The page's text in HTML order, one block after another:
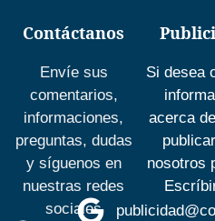
Contáctanos
Envíe sus
comentarios,
informaciones,
preguntas, dudas
y síguenos en
nuestras redes
sociales
Si desea
acerca
nosotros